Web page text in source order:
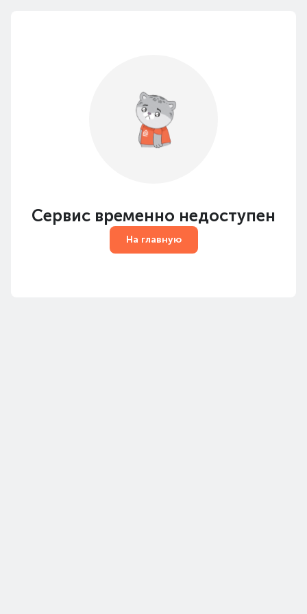
Сервис временно недоступен
На главную